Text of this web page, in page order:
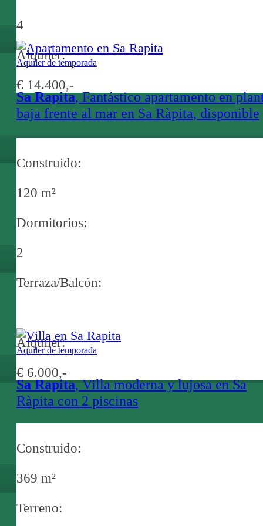
4
Alquiler:
€ 14.400,-
Aquiler de temporada
Sa Rapita, Fantástico apartamento en
baja frente al mar en Sa Ràpita, disponible
Construido:
120 m²
Dormitorios:
2
Terraza/Balcón:
Alquiler:
€ 6.000,-
Aquiler de temporada
Sa Rapita, Villa moderna y lujosa en Sa
Ràpita con 2 piscinas
Construido:
369 m²
Terreno: